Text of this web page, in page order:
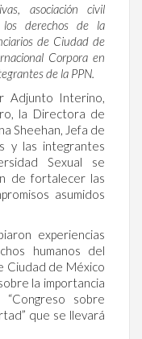
asociación civil
derechos de la
de Ciudad de
Corpora en
de la PPN.
Adjunto Interino,
la Directora de
Sheehan, Jefa de
y las integrantes
Sexual se
de fortalecer las
asumidos
experiencias
humanos del
Ciudad de México
la importancia
sobre
que se llevará